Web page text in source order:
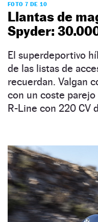
FOTO 7 DE 10
Llantas de
Spyder:
El superdeportivo
de las listas de
recuerdan. Valgan
con un coste
R-Line con 220 CV